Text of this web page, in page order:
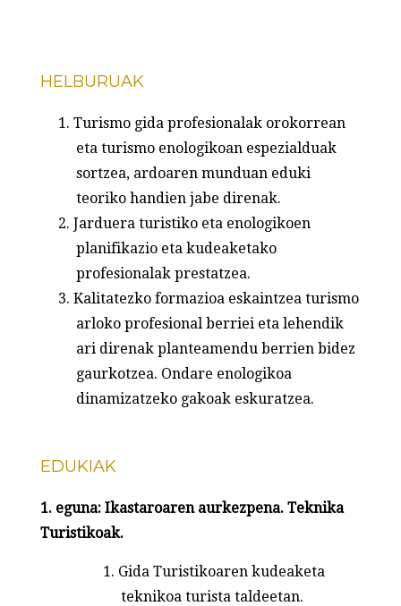
HELBURUAK
Turismo gida profesionalak orokorrean
eta turismo enologikoan espezialduak
sortzea, ardoaren munduan eduki
teoriko handien jabe direnak.
Jarduera turistiko eta enologikoen
planifikazio eta kudeaketako
profesionalak prestatzea.
Kalitatezko formazioa eskaintzea turismo
arloko profesional berriei eta lehendik
ari direnak planteamendu berrien bidez
gaurkotzea. Ondare enologikoa
dinamizatzeko gakoak eskuratzea.
EDUKIAK
1. eguna: Ikastaroaren aurkezpena. Teknika
Turistikoak.
Gida Turistikoaren kudeaketa
teknikoa turista taldeetan.